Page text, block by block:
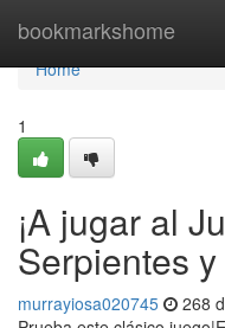
bookmarkshome
Home
Home
1
¡A jugar al
Serpientes
murrayiosa020745 268